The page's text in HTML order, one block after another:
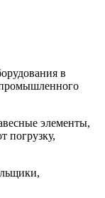
в
элементы,
погрузку,